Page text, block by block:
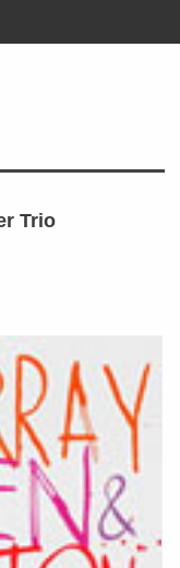
Trio